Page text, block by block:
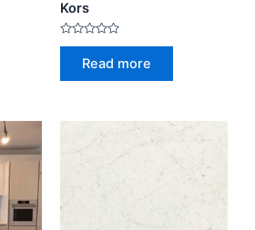
Kors
Rated
Read more